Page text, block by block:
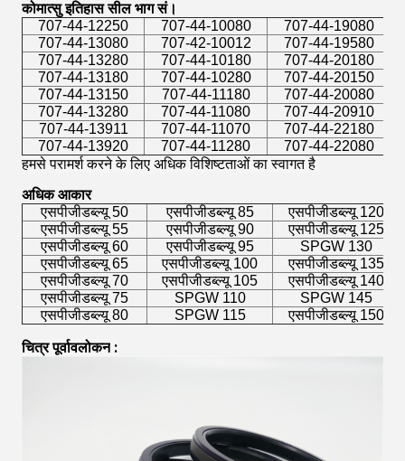
कोमात्सु इतिहास सील भाग सं।
707-44-12250
707-44-10080
707-44-19080
707-44-13080
707-42-10012
707-44-19580
707-44-13280
707-44-10180
707-44-20180
707-44-13180
707-44-10280
707-44-20150
707-44-13150
707-44-11180
707-44-20080
707-44-13280
707-44-11080
707-44-20910
707-44-13911
707-44-11070
707-44-22180
707-44-13920
707-44-11280 707-44-22080
हमसे परामर्श करने के लिए अधिक विशिष्टताओं का स्वागत है
अधिक आकार
एसपीजीडब्ल्यू 50
एसपीजीडब्ल्यू 85
एसपीजीडब्ल्यू 120
एसपीजीडब्ल्यू 55
एसपीजीडब्ल्यू 90
एसपीजीडब्ल्यू 125
एसपीजीडब्ल्यू 60
एसपीजीडब्ल्यू 95
SPGW 130
एसपीजीडब्ल्यू 65
एसपीजीडब्ल्यू 100
एसपीजीडब्ल्यू 135
एसपीजीडब्ल्यू 70
एसपीजीडब्ल्यू 105
एसपीजीडब्ल्यू 140
एसपीजीडब्ल्यू 75
SPGW 110
SPGW 145
एसपीजीडब्ल्यू 80
SPGW 115 एसपीजीडब्ल्यू 150
चित्र पूर्वावलोकन :